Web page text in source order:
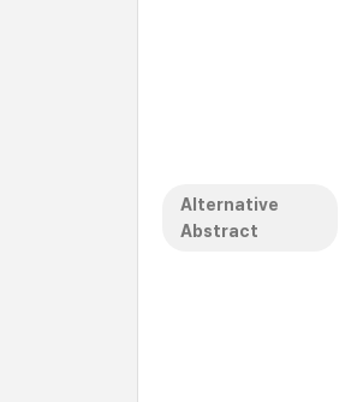
Alternative
Abstract